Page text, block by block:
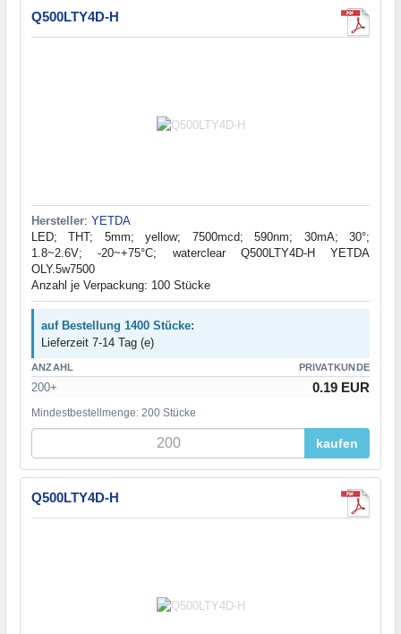
Q500LTY4D-H
Hersteller: YETDA
LED; THT; 5mm; yellow; 7500mcd; 590nm; 30mA; 30°;
1.8~2.6V; -20~+75°C; waterclear Q500LTY4D-H YETDA
OLY.5w7500
Anzahl je Verpackung: 100 Stücke
auf Bestellung 1400 Stücke:
Lieferzeit 7-14 Tag (e)
ANZAHL PRIVATKUNDE
200+ 0.19 EUR
Mindestbestellmenge: 200 Stücke
kaufen
Q500LTY4D-H